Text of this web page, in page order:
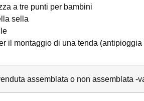
a tre punti per bambini
sella
il montaggio di una tenda (antipioggia
assemblata o non assemblata -